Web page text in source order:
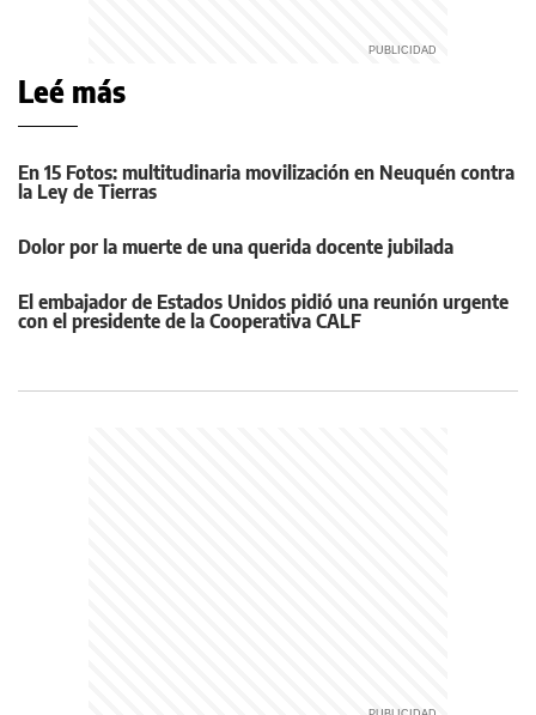
Leé más
En 15 Fotos: multitudinaria movilización en Neuquén contra
la Ley de Tierras
Dolor por la muerte de una querida docente jubilada
El embajador de Estados Unidos pidió una reunión urgente
con el presidente de la Cooperativa CALF